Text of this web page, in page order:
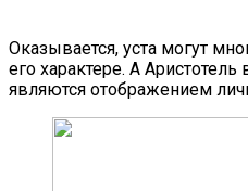
Оказывается, уста могут
его характере. А
являются отображением